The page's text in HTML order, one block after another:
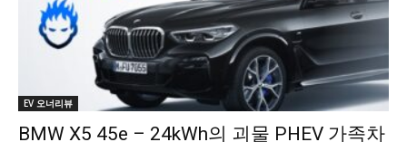
EV 오너리뷰
BMW X5 45e – 24kWh의 괴물 PHEV 가족차